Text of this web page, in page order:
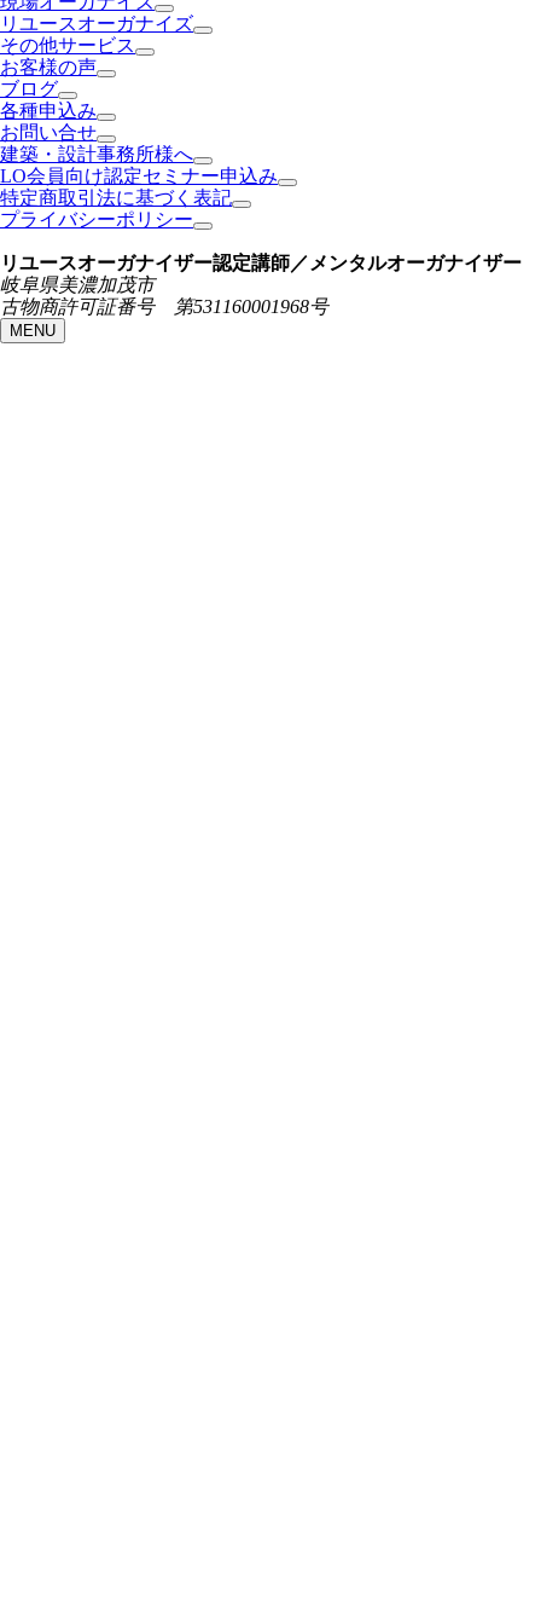
リユースオーガナイズ
その他サービス
お客様の声
ブログ
各種申込み
お問い合せ
建築・設計事務所様へ
LO会員向け認定セミナー申込み
特定商取引法に基づく表記
プライバシーポリシー
リユースオーガナイザー認定講師／メンタルオーガナイザー
岐阜県美濃加茂市
古物商許可証番号 第531160001968号
MENU